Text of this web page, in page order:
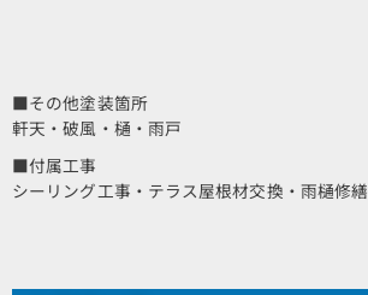
■その他塗装箇所
軒天・破風・樋・雨戸
■付属工事
シーリング工事・テラス屋根材交換・雨樋修繕